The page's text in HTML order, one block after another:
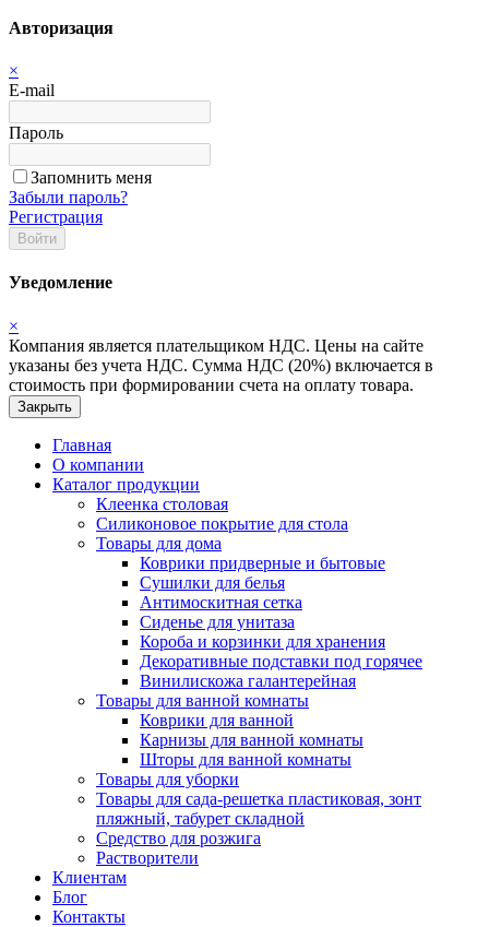
Авторизация
×
E-mail
Пароль
Запомнить меня
Забыли пароль?
Регистрация
Войти
Уведомление
×
Компания является плательщиком НДС. Цены на сайте
указаны без учета НДС. Сумма НДС (20%) включается в
стоимость при формировании счета на оплату товара.
Закрыть
Главная
О компании
Каталог продукции
Клеенка столовая
Силиконовое покрытие для стола
Товары для дома
Коврики придверные и бытовые
Сушилки для белья
Антимоскитная сетка
Сиденье для унитаза
Короба и корзинки для хранения
Декоративные подставки под горячее
Винилискожа галантерейная
Товары для ванной комнаты
Коврики для ванной
Карнизы для ванной комнаты
Шторы для ванной комнаты
Товары для уборки
Товары для сада-решетка пластиковая, зонт
пляжный, табурет складной
Средство для розжига
Растворители
Клиентам
Блог
Контакты